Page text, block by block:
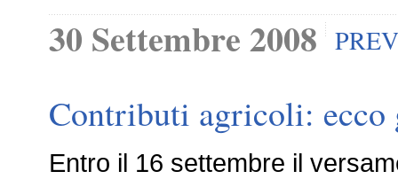
30 Settembre 2008
Contributi agricoli:
Entro il 16 settembre il